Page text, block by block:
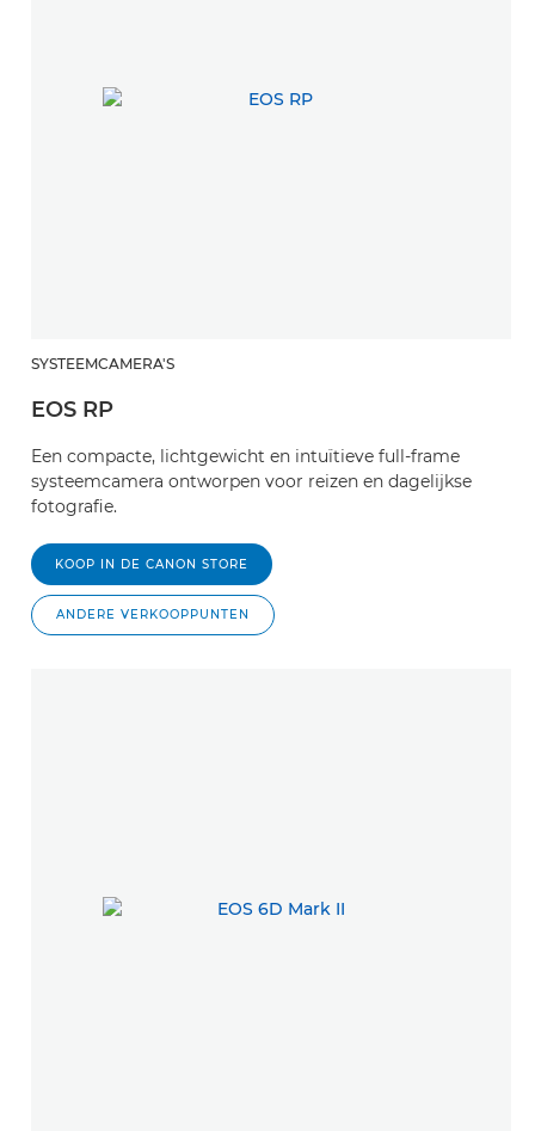
SYSTEEMCAMERA'S
EOS RP
Een compacte, lichtgewicht en intuïtieve full-frame
systeemcamera ontworpen voor reizen en dagelijkse
fotografie.
KOOP IN DE CANON STORE
ANDERE VERKOOPPUNTEN